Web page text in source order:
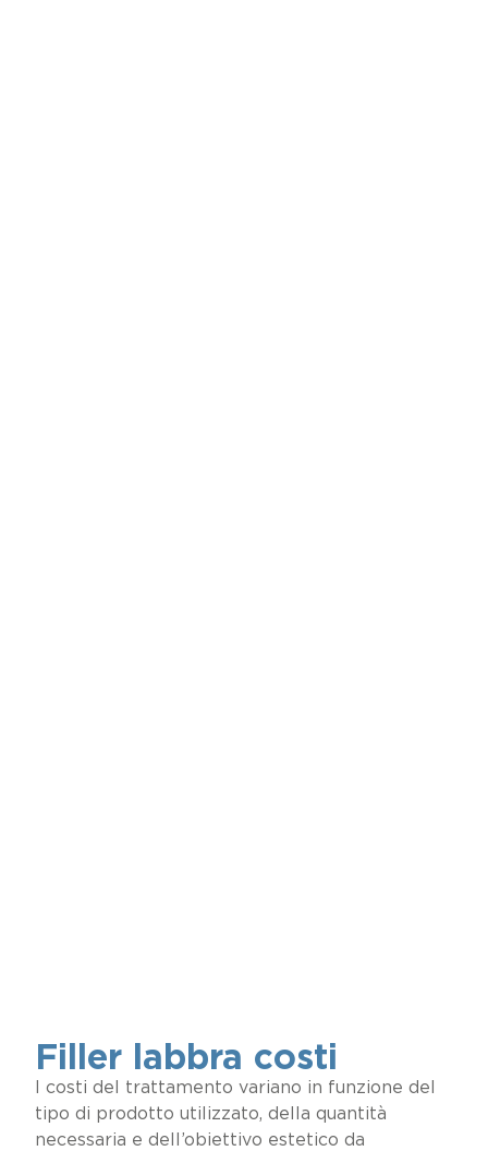
Filler labbra costi
I costi del trattamento variano in funzione del
tipo di prodotto utilizzato, della quantità
necessaria e dell’obiettivo estetico da